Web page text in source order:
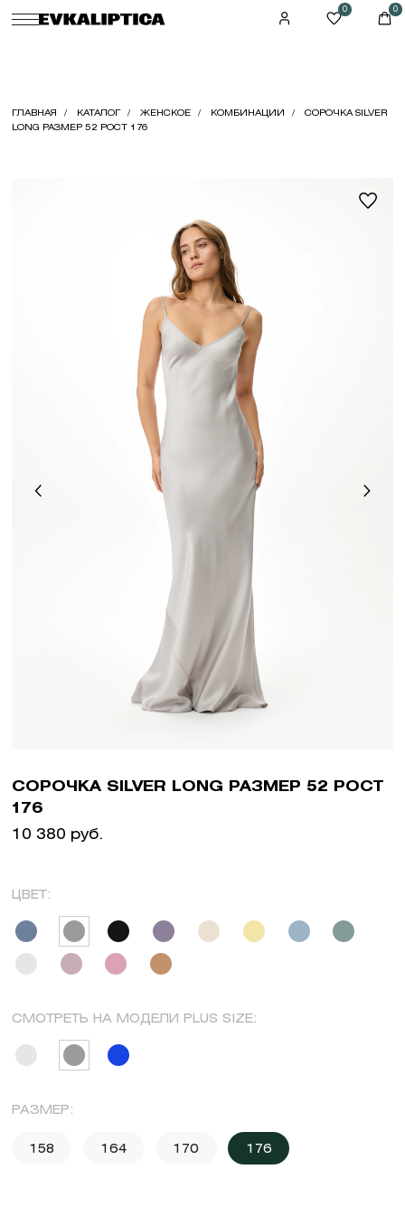
0 0
ГЛАВНАЯ КАТАЛОГ ЖЕНСКОЕ КОМБИНАЦИИ
СОРОЧКА SILVER
LONG РАЗМЕР 52 РОСТ 176
СОРОЧКА SILVER LONG РАЗМЕР 52 РОСТ
176
10 380 руб.
ЦВЕТ:
СМОТРЕТЬ НА МОДЕЛИ PLUS SIZE:
РАЗМЕР:
158 164 170 176